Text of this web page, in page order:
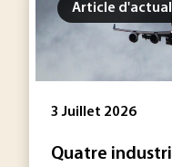
Article
3 Juillet 2026
Quatre